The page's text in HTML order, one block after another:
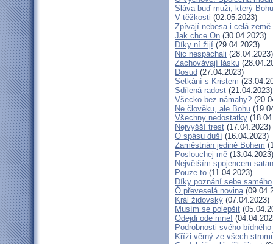
Sláva buď muži, který
V těžkosti (02.05.2023)
Zpívají nebesa i celá země
Jak chce On (30.04.2023)
Díky ní žijí (29.04.2023)
Nic nespáchali (28.04.2023)
Zachovávají lásku
Dosud (27.04.2023)
Setkání s Kristem
Sdílená radost (21.04.2023)
Všecko bez námahy?
Ne člověku, ale Bohu
Všechny nedostatky
Nejvyšší trest (17.04.2023)
O spásu duší (16.04.2023)
Zaměstnán jedině Bohem
Poslouchej mě (13.04.2023)
Největším spojencem
Pouze to (11.04.2023)
Díky poznání sebe samého
Ó převeselá novina
Král židovský (07.04.2023)
Musím se polepšit
Odejdi ode mne!
Podrobnosti svého
Kříži věrný ze všech